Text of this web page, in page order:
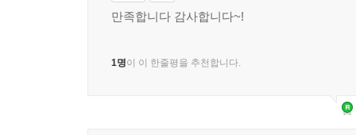
만족합니다 감사합니다~!
1명이 이 한줄평을 추천합니다.